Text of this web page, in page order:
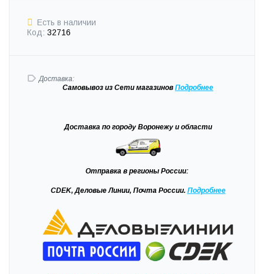
Есть в наличии
Код: 32716
Доставка:
Самовывоз из Сети магазинов Подробнее
Доставка по городу Воронежу и области
Отправка в регионы России:
CDEK, Деловые Линии, Почта России. Подробнее